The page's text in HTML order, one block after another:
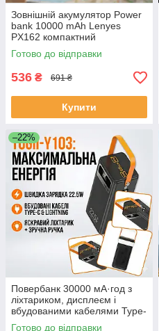
Зовнішній акумулятор Power
bank 10000 mAh Lenyes
PX162 компактний
універсальний на 2 входи
Чорний ЕКОБОКС
Готово до відправки
536 ₴ 691 ₴
Купити
–22%
Повербанк 30000 мА·год з
ліхтариком, дисплеєм і
вбудованими кабелями Type-
C | Lightning TUGII-Y103
Готово до відправки